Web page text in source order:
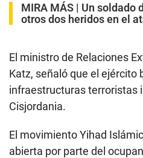
MIRA MÁS | Un soldado
otros dos heridos en el
El ministro de Relaciones
Katz, señaló que el ejército
infraestructuras terroristas
Cisjordania.
El movimiento Yihad
abierta por parte del